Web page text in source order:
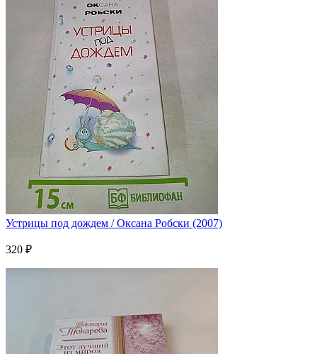
Устрицы под дождем / Оксана Робски (2007)
320 ₽